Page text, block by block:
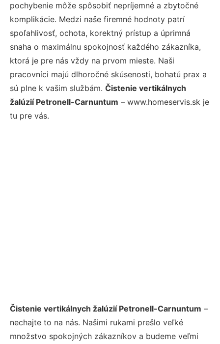
pochybenie môže spôsobiť nepríjemné a zbytočné
komplikácie. Medzi naše firemné hodnoty patrí
spoľahlivosť, ochota, korektný prístup a úprimná
snaha o maximálnu spokojnosť každého zákazníka,
ktorá je pre nás vždy na prvom mieste. Naši
pracovníci majú dlhoročné skúsenosti, bohatú prax a
sú plne k vašim službám. Čistenie vertikálnych
žalúzií Petronell-Carnuntum – www.homeservis.sk je
tu pre vás.
Čistenie vertikálnych žalúzií Petronell-Carnuntum –
nechajte to na nás. Našimi rukami prešlo veľké
množstvo spokojných zákazníkov a budeme veľmi